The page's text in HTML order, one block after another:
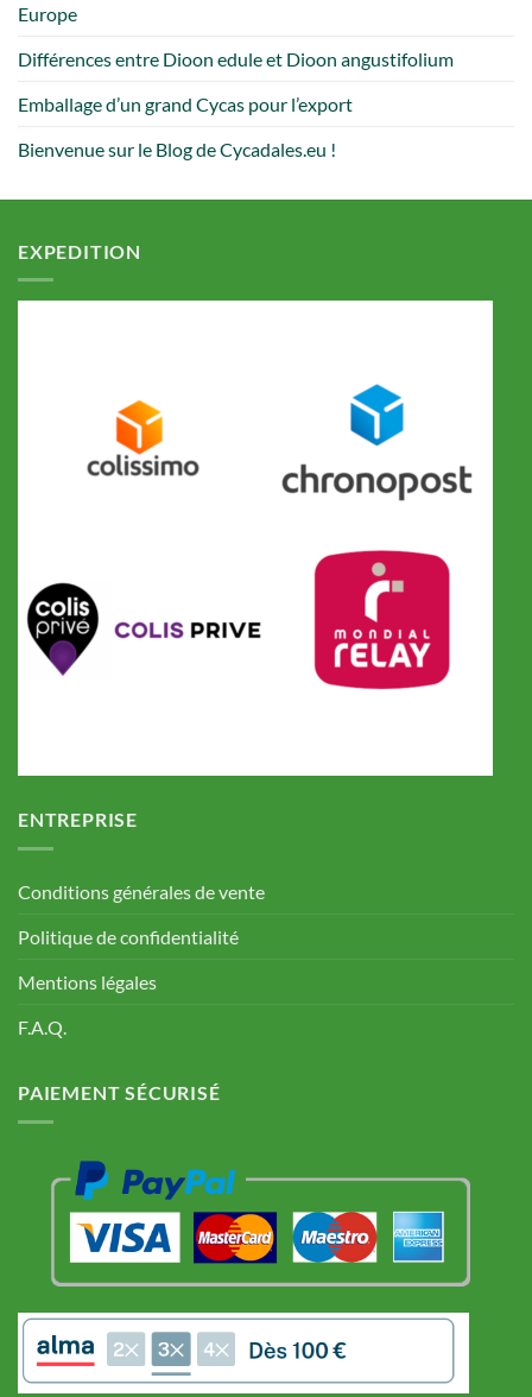
Europe
Différences entre Dioon edule et Dioon angustifolium
Emballage d’un grand Cycas pour l’export
Bienvenue sur le Blog de Cycadales.eu !
EXPEDITION
ENTREPRISE
Conditions générales de vente
Politique de confidentialité
Mentions légales
F.A.Q.
PAIEMENT SÉCURISÉ